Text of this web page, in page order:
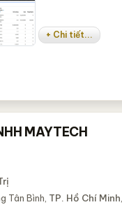
+ Chi tiết...
MAYTECH
Tân Bình, TP. Hồ Chí Minh